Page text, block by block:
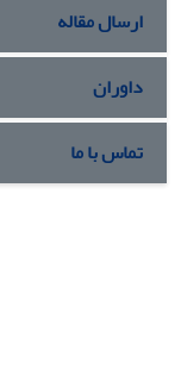
ارسال مقاله
داوران
تماس با ما